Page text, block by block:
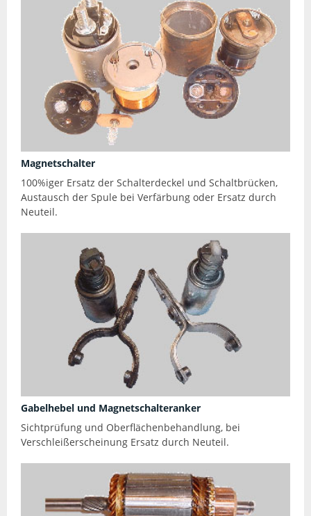
Magnetschalter
100%iger Ersatz der Schalterdeckel und Schaltbrücken,
Austausch der Spule bei Verfärbung oder Ersatz durch
Neuteil.
Gabelhebel und Magnetschalteranker
Sichtprüfung und Oberflächenbehandlung, bei
Verschleißerscheinung Ersatz durch Neuteil.